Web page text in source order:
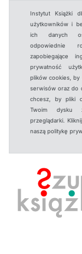
Instytut Książki
użytkowników i
ich danych
odpowiednie
zapobiegające
prywatność
plików cookies, by
serwisów oraz do
chcesz, by pliki
Twoim dysku
przeglądarki.
naszą politykę